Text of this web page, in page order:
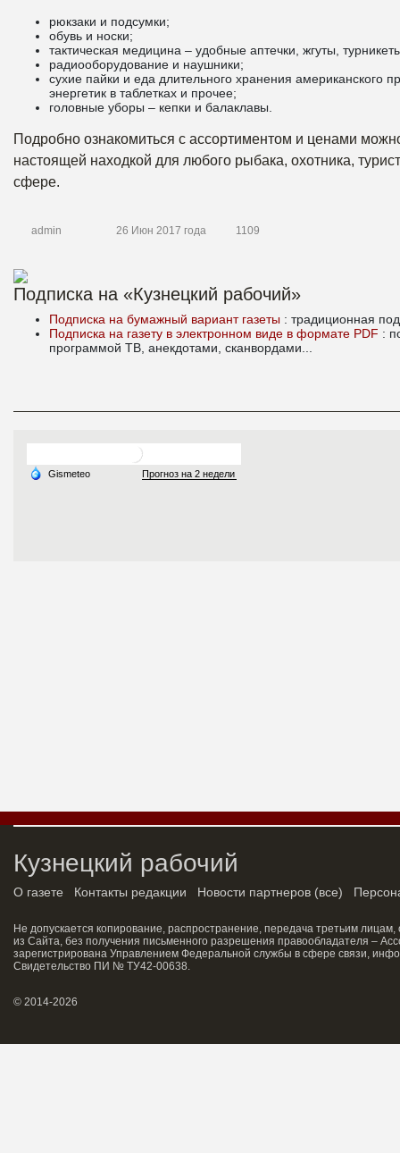
рюкзаки и подсумки;
обувь и носки;
тактическая медицина – удобные аптечки, жгуты,
радиооборудование и наушники;
сухие пайки и еда длительного хранения американского
энергетик в таблетках и прочее;
головные уборы – кепки и балаклавы.
Подробно ознакомиться с ассортиментом и ценами
настоящей находкой для любого рыбака, охотника,
сфере.
admin 26 Июн 2017 года 1109
Подписка на «Кузнецкий рабочий»
Подписка на бумажный вариант газеты : традиционная
Подписка на газету в электронном виде в формате PDF :
программой ТВ, анекдотами, сканвордами...
Кузнецкий рабочий
О газете Контакты редакции Новости партнеров (все)
Не допускается копирование, распространение, передача третьим
из Сайта, без получения письменного разрешения правообладателя –
зарегистрирована Управлением Федеральной службы в сфере связи,
Свидетельство ПИ № ТУ42-00638.
© 2014-2026